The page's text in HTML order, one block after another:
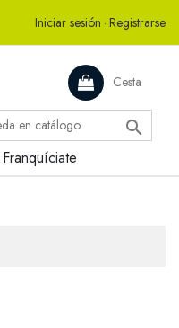
Iniciar sesión · Registrarse
Cesta

Franquíciate